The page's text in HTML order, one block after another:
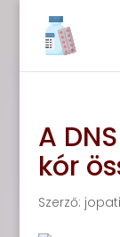
A
kór
Szerző: